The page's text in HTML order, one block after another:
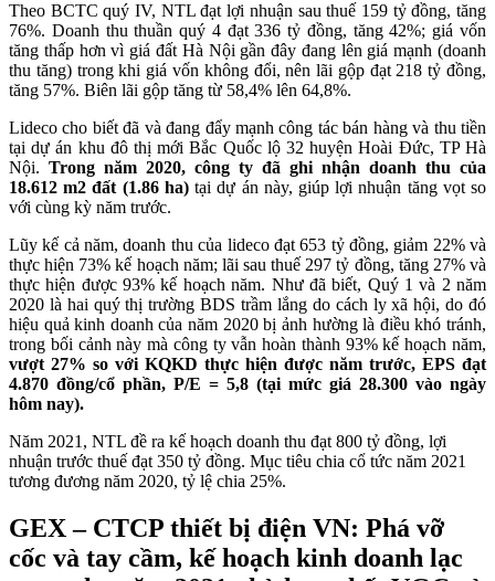
Theo BCTC quý IV, NTL đạt lợi nhuận sau thuế 159 tỷ đồng, tăng
76%. Doanh thu thuần quý 4 đạt 336 tỷ đồng, tăng 42%; giá vốn
tăng thấp hơn vì giá đất Hà Nội gần đây đang lên giá mạnh (doanh
thu tăng) trong khi giá vốn không đổi, nên lãi gộp đạt 218 tỷ đồng,
tăng 57%. Biên lãi gộp tăng từ 58,4% lên 64,8%.
Lideco cho biết đã và đang đẩy mạnh công tác bán hàng và thu tiền
tại dự án khu đô thị mới Bắc Quốc lộ 32 huyện Hoài Đức, TP Hà
Nội. Trong năm 2020, công ty đã ghi nhận doanh thu của
18.612 m2 đất (1.86 ha)tại dự án này, giúp lợi nhuận tăng vọt so
với cùng kỳ năm trước.
Lũy kế cả năm, doanh thu của lideco đạt 653 tỷ đồng, giảm 22% và
thực hiện 73% kế hoạch năm; lãi sau thuế 297 tỷ đồng, tăng 27% và
thực hiện được 93% kế hoạch năm. Như đã biết, Quý 1 và 2 năm
2020 là hai quý thị trường BDS trầm lắng do cách ly xã hội, do đó
hiệu quả kinh doanh của năm 2020 bị ảnh hường là điều khó tránh,
trong bối cảnh này mà công ty vẫn hoàn thành 93% kế hoạch năm,
vượt 27% so với KQKD thực hiện được năm trước, EPS đạt
4.870 đồng/cổ phần, P/E = 5,8 (tại mức giá 28.300 vào ngày
hôm nay).
Năm 2021, NTL đề ra kế hoạch doanh thu đạt 800 tỷ đồng, lợi
nhuận trước thuế đạt 350 tỷ đồng. Mục tiêu chia cổ tức năm 2021
tương đương năm 2020, tỷ lệ chia 25%.
GEX – CTCP thiết bị điện VN: Phá vỡ
cốc và tay cầm, kế hoạch kinh doanh lạc